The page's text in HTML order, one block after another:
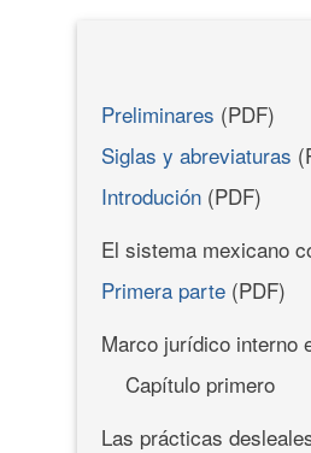
Preliminares (PDF)
Siglas y abreviaturas
Introdución (PDF)
El sistema mexicano
Primera parte (PDF)
Marco jurídico interno
Capítulo primero
Las prácticas